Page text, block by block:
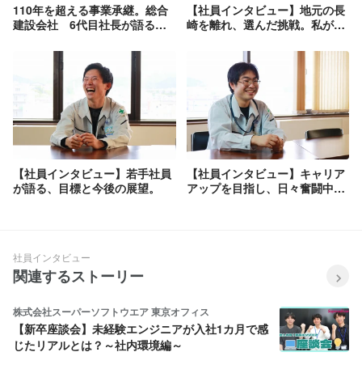
110年を超える事業承継。総合
建設会社 6代目社長が語る
【社員インタビュー】地元の長
崎を離れ、選んだ挑戦。私が西
【社員インタビュー】若手社員
が語る、目標と今後の展望。
【社員インタビュー】キャリア
アップを目指し、日々奮闘中。
社員インタビュー
関連するストーリー
株式会社スーパーソフトウエア 東京オフィス
【新卒座談会】未経験エンジニアが入社1カ月で感
じたリアルとは？～社内環境編～